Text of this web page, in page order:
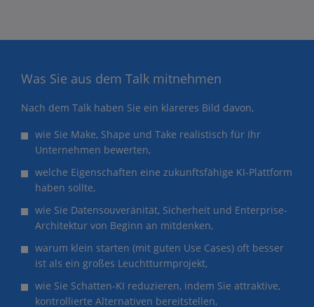
Was Sie aus dem Talk mitnehmen
Nach dem Talk haben Sie ein klareres Bild davon,
wie Sie Make, Shape und Take realistisch für Ihr
Unternehmen bewerten,
welche Eigenschaften eine zukunftsfähige KI-Plattform
haben sollte,
wie Sie Datensouveränität, Sicherheit und Enterprise-
Architektur von Beginn an mitdenken,
warum klein starten (mit guten Use Cases) oft besser
ist als ein großes Leuchtturmprojekt,
wie Sie Schatten-KI reduzieren, indem Sie attraktive,
kontrollierte Alternativen bereitstellen,